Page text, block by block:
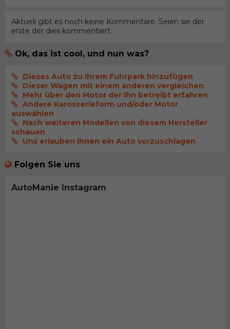
Aktuell gibt es noch keine Kommentare. Seien sie der
erste der dies kommentiert.
Ok, das ist cool, und nun was?
Dieses Auto zu Ihrem Fuhrpark hinzufügen
Dieser Wagen mit einem anderen vergleichen
Mehr über den Motor der ihn betreibt erfahren
Andere Karosserieform und/oder Motor
auswählen
Nach weiteren Modellen von diesem Hersteller
schauen
Uns erlauben Ihnen ein Auto vorzuschlagen
Folgen Sie uns
AutoManie Instagram